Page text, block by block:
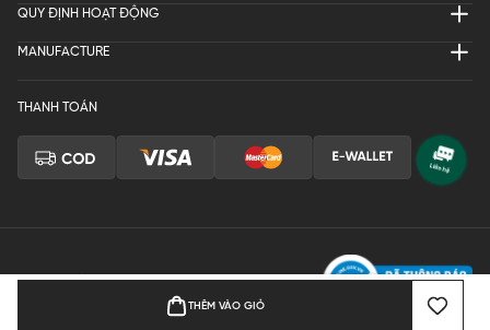
THÊM VÀO GIỎ
QUY ĐỊNH HOẠT ĐỘNG
MANUFACTURE
THANH TOÁN
Bản quyền © 2024 KGVIETNAM